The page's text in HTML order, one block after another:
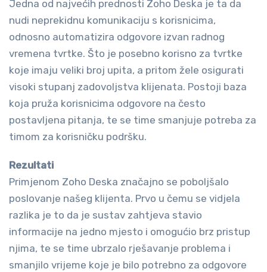
Jedna od najvećih prednosti Zoho Deska je ta da
nudi neprekidnu komunikaciju s korisnicima,
odnosno automatizira odgovore izvan radnog
vremena tvrtke. Što je posebno korisno za tvrtke
koje imaju veliki broj upita, a pritom žele osigurati
visoki stupanj zadovoljstva klijenata. Postoji baza
koja pruža korisnicima odgovore na često
postavljena pitanja, te se time smanjuje potreba za
timom za korisničku podršku.
Rezultati
Primjenom Zoho Deska značajno se poboljšalo
poslovanje našeg klijenta. Prvo u čemu se vidjela
razlika je to da je sustav zahtjeva stavio
informacije na jedno mjesto i omogućio brz pristup
njima, te se time ubrzalo rješavanje problema i
smanjilo vrijeme koje je bilo potrebno za odgovore